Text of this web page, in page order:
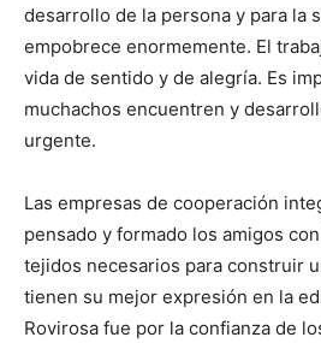
desarrollo de la persona y para la
empobrece enormemente. El
vida de sentido y de alegría. Es
muchachos encuentren y
urgente.
Las empresas de cooperación
pensado y formado los amigos
tejidos necesarios para construir
tienen su mejor expresión en la
Rovirosa fue por la confianza de